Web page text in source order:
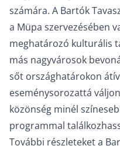
számára. A Bartók
a Müpa szervezésében
meghatározó kulturális
más nagyvárosok
sőt országhatárokon
eseménysorozattá
közönség minél
programmal
További részleteket a